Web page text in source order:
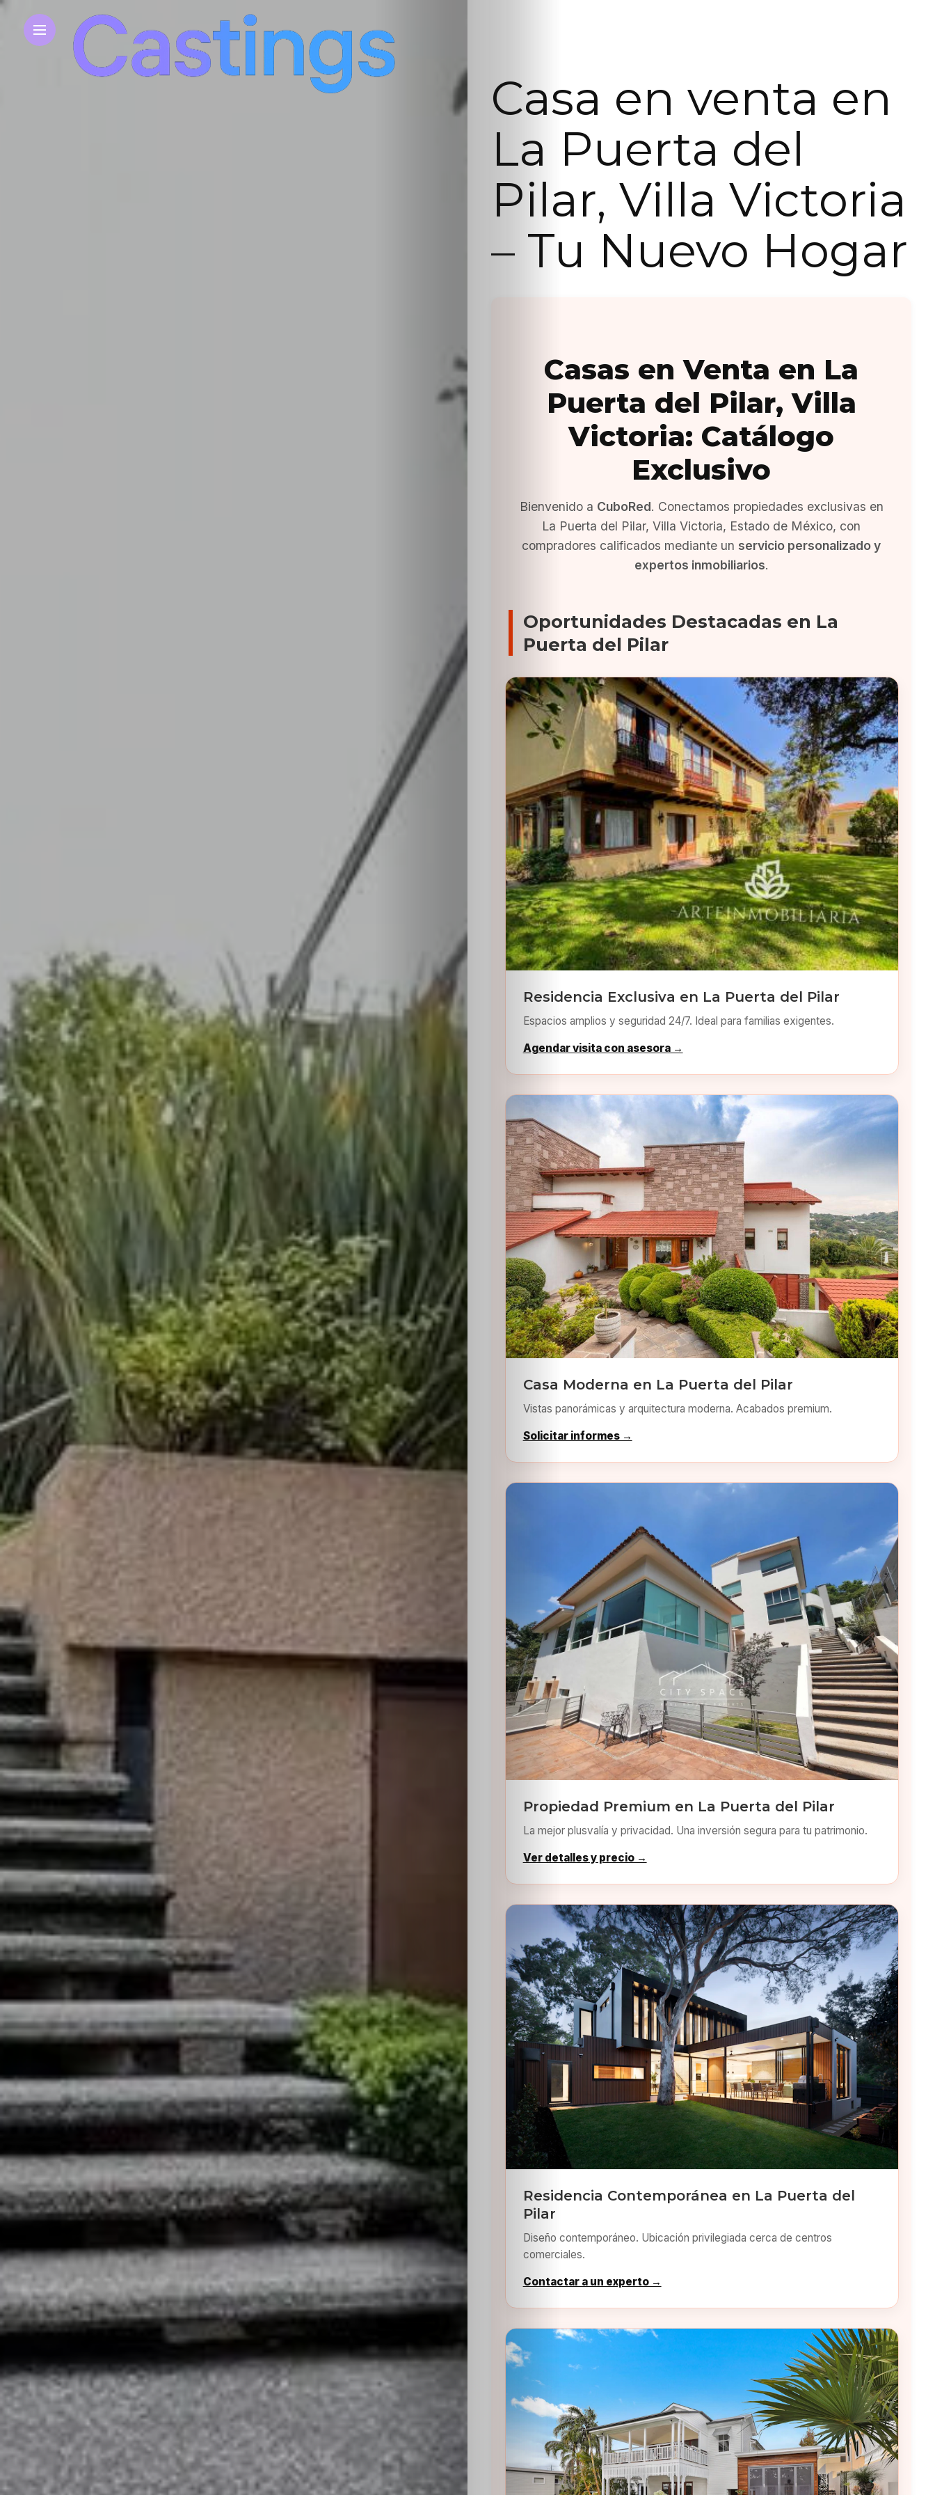
Inicio
Casting
Bershka
Casting
Sabritas
Casting
HolliKids
Contacto
Search
Casa en venta en
La Puerta del
Pilar, Villa Victoria
– Tu Nuevo Hogar
Casas en Venta en La
Puerta del Pilar, Villa
Victoria: Catálogo
Exclusivo
Bienvenido a CuboRed. Conectamos propiedades exclusivas en
La Puerta del Pilar, Villa Victoria, Estado de México, con
compradores calificados mediante un servicio personalizado y
expertos inmobiliarios.
Oportunidades Destacadas en La
Puerta del Pilar
Residencia Exclusiva en La Puerta del Pilar
Espacios amplios y seguridad 24/7. Ideal para familias exigentes.
Agendar visita con asesora →
Casa Moderna en La Puerta del Pilar
Vistas panorámicas y arquitectura moderna. Acabados premium.
Solicitar informes →
Propiedad Premium en La Puerta del Pilar
La mejor plusvalía y privacidad. Una inversión segura para tu patrimonio.
Ver detalles y precio →
Residencia Contemporánea en La Puerta del
Pilar
Diseño contemporáneo. Ubicación privilegiada cerca de centros
comerciales.
Contactar a un experto →